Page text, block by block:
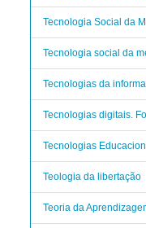
Tecnologia Social da
Tecnologia social da
Tecnologias da
Tecnologias digitais.
Tecnologias
Teologia da libertação
Teoria da